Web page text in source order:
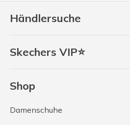
Händlersuche
Skechers VIP⭐
Shop
Damenschuhe